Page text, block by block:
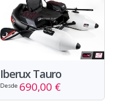
Iberux Tauro
Desde 690,00 €